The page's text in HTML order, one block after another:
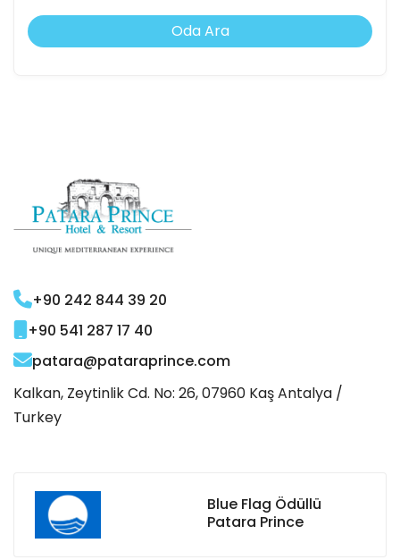
Oda Ara
+90 242 844 39 20
+90 541 287 17 40
patara@pataraprince.com
Kalkan, Zeytinlik Cd. No: 26, 07960 Kaş Antalya /
Turkey
Blue Flag Ödüllü
Patara Prince